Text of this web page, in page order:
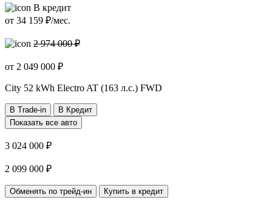
В кредит
от 34 159 ₽/мес.
2 974 000 ₽
от 2 049 000 ₽
City 52 kWh Electro AT (163 л.с.) FWD
В Trade-in
В Кредит
Показать все авто
3 024 000 ₽
2 099 000 ₽
Обменять по трейд-ин Купить в кредит